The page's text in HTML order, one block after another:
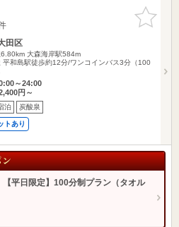
お気に入
りに追加
田区
大森海岸駅584m
平和島駅徒歩約12分/ワンコインバス3分（100
～24:00
円～
泊 炭酸泉
トあり
【平日限定】100分制プラン（タオル